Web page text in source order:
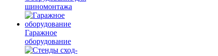
шиномонтажа
Гаражное
оборудование